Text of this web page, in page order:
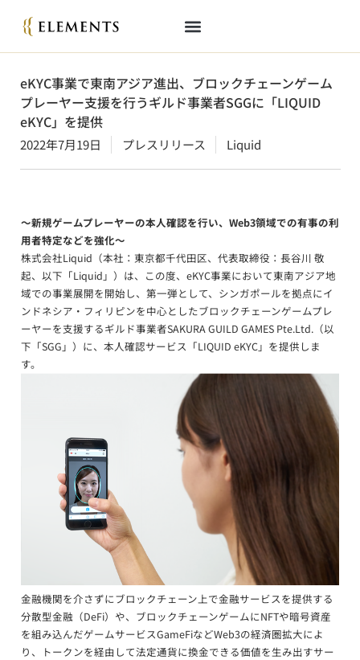
eKYC事業で東南アジア進出、ブロックチェーンゲーム
プレーヤー支援を行うギルド事業者SGGに「LIQUID
eKYC」を提供
2022年7月19日 プレスリリース Liquid
～新規ゲームプレーヤーの本人確認を行い、Web3領域での有事の利
用者特定などを強化～
株式会社Liquid（本社：東京都千代田区、代表取締役：長谷川 敬
起、以下「Liquid」）は、この度、eKYC事業において東南アジア地
域での事業展開を開始し、第一弾として、シンガポールを拠点にイ
ンドネシア・フィリピンを中心としたブロックチェーンゲームプレ
ーヤーを支援するギルド事業者SAKURA GUILD GAMES Pte.Ltd.（以
下「SGG」）に、本人確認サービス「LIQUID eKYC」を提供しま
す。
金融機関を介さずにブロックチェーン上で金融サービスを提供する
分散型金融（DeFi）や、ブロックチェーンゲームにNFTや暗号資産
を組み込んだゲームサービスGameFiなどWeb3の経済圏拡大によ
り、トークンを経由して法定通貨に換金できる価値を生み出すサー